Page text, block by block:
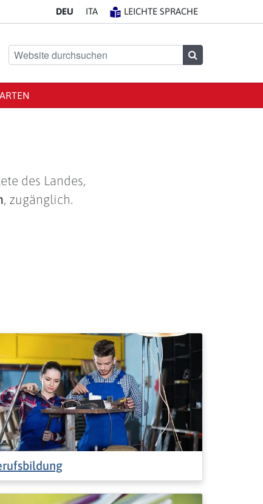
DEU ITA LEICHTE SPRACHE
Website durchsuchen
des Landes,
, zugänglich.